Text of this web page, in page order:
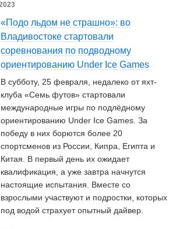
«Подо льдом не страшно»: во
Владивостоке стартовали
соревнования по подводному
ориентированию Under Ice Games
В субботу, 25 февраля, недалеко от яхт-
клуба «Семь футов» стартовали
международные игры по подлёдному
ориентированию Under Ice Games. За
победу в них борются более 20
спортсменов из России, Кипра, Египта и
Китая. В первый день их ожидает
квалификация, а уже завтра начнутся
настоящие испытания. Вместе со
взрослыми участвуют и подростки, которых
под водой страхует опытный дайвер.